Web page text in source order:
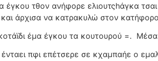
τθον ανήφορε ελιουτςhάγκα
και άρχισα να κατρακυλώ στον
έμα έγκου τα κουτουρού =. Μέσα
ένταει πφι επέτσερε σε κχαμπαήε ο